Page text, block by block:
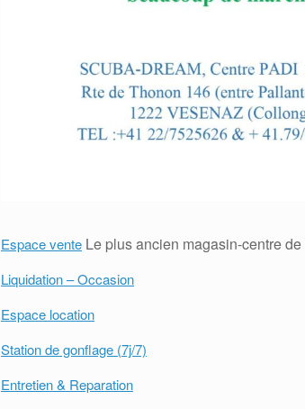
Espace vente Le plus ancien magasin-centre
Liquidation – Occasion
Espace location
Station de gonflage (7j/7)
Entretien & Reparation